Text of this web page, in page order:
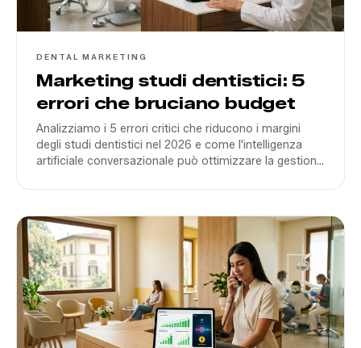
DENTAL MARKETING
Marketing studi dentistici: 5
errori che bruciano budget
Analizziamo i 5 errori critici che riducono i margini
degli studi dentistici nel 2026 e come l'intelligenza
artificiale conversazionale può ottimizzare la gestione